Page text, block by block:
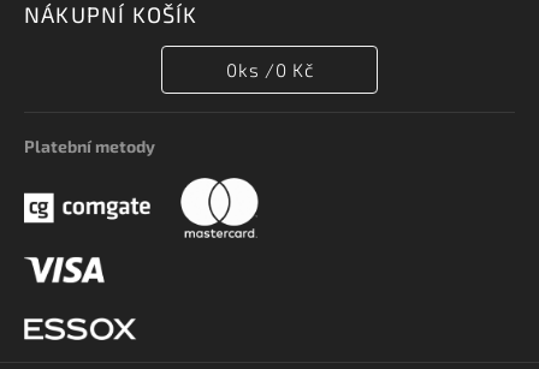
NÁKUPNÍ KOŠÍK
0ks /0 Kč
Platební metody